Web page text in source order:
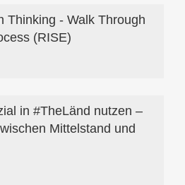
Thinking - Walk Through
(RISE)
in #TheLänd nutzen –
Mittelstand und